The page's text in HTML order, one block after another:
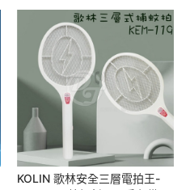
KOLIN 歌林安全三層電拍王-